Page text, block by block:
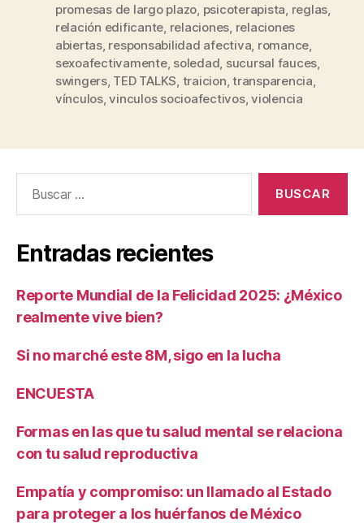
promesas de largo plazo, psicoterapista, reglas,
relación edificante, relaciones, relaciones
abiertas, responsabilidad afectiva, romance,
sexoafectivamente, soledad, sucursal fauces,
swingers, TED TALKS, traicion,transparencia,
vínculos,vinculos socioafectivos,violencia
Entradas recientes
Reporte Mundial de la Felicidad 2025: ¿México
realmente vive bien?
Si no marché este 8M, sigo en la lucha
ENCUESTA
Formas en las que tu salud mental se relaciona
con tu salud reproductiva
Empatía y compromiso: un llamado al Estado
para proteger a los huérfanos de México